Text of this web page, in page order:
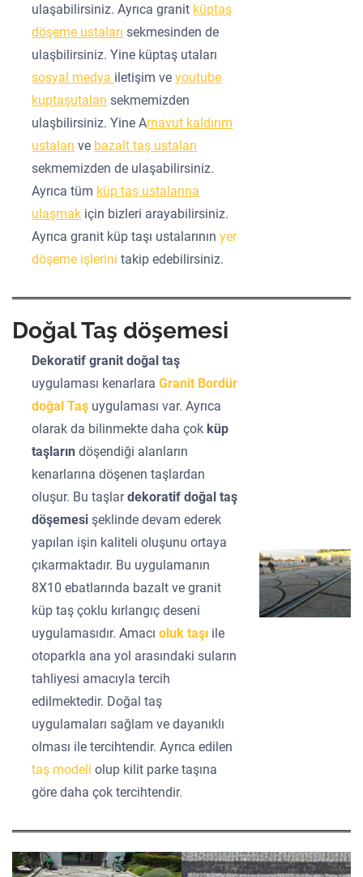
ulaşabilirsiniz. Ayrıca granit küptaş
döşeme ustaları sekmesinden de
ulaşbilirsiniz. Yine küptaş utaları
sosyal medya iletişim veyoutube
kuptaşutaları sekmemizden
ulaşbilirsiniz. Yine Arnavut kaldırım
ustaları ve bazalt taş ustaları
sekmemizden de ulaşabilirsiniz.
Ayrıca tüm küp taş ustalarına
ulaşmak için bizleri arayabilirsiniz.
Ayrıca granit küp taşı ustalarının yer
döşeme işlerini takip edebilirsiniz.
Doğal Taş döşemesi
Dekoratif granit doğal taş
uygulaması kenarlaraGranit Bordür
doğal Taş uygulaması var. Ayrıca
olarak da bilinmekte daha çok küp
taşların döşendiği alanların
kenarlarına döşenen taşlardan
oluşur. Bu taşlardekoratif doğal taş
döşemesişeklinde devam ederek
yapılan işin kaliteli oluşunu ortaya
çıkarmaktadır. Bu uygulamanın
8X10 ebatlarında bazalt ve granit
küp taş çoklu kırlangıç deseni
uygulamasıdır. Amacıoluk taşı ile
otoparkla ana yol arasındaki suların
tahliyesi amacıyla tercih
edilmektedir. Doğal taş
uygulamaları sağlam ve dayanıklı
olması ile tercihtendir. Ayrıca edilen
taş modeliolup kilit parke taşına
göre daha çok tercihtendir.